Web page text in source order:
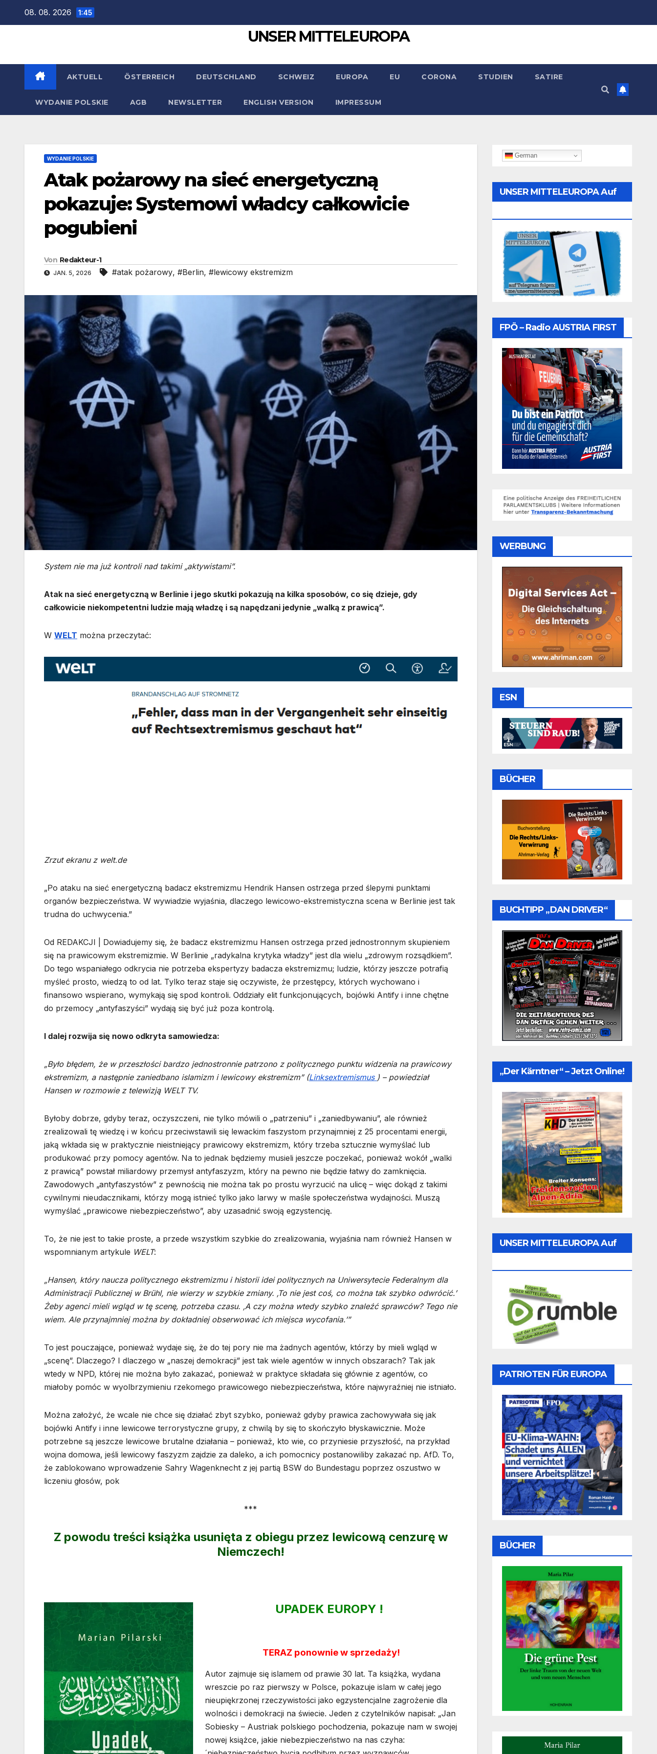
08. 08. 2026 1:45
UNSER MITTELEUROPA
AKTUELL ÖSTERREICH DEUTSCHLAND SCHWEIZ EUROPA EU CORONA STUDIEN SATIRE
WYDANIE POLSKIE AGB NEWSLETTER ENGLISH VERSION IMPRESSUM
WYDANIE POLSKIE
Atak pożarowy na sieć energetyczną
pokazuje: Systemowi władcy całkowicie
pogubieni
Von Redakteur-1
JAN. 5, 2026 #atak pożarowy, #Berlin, #lewicowy ekstremizm
System nie ma już kontroli nad takimi „aktywistami”.
Atak na sieć energetyczną w Berlinie i jego skutki pokazują na kilka sposobów, co się dzieje, gdy
całkowicie niekompetentni ludzie mają władzę i są napędzani jedynie „walką z prawicą”.
W WELT można przeczytać:
Zrzut ekranu z welt.de
„Po ataku na sieć energetyczną badacz ekstremizmu Hendrik Hansen ostrzega przed ślepymi punktami
organów bezpieczeństwa. W wywiadzie wyjaśnia, dlaczego lewicowo-ekstremistyczna scena w Berlinie jest tak
trudna do uchwycenia.”
Od REDAKCJI | Dowiadujemy się, że badacz ekstremizmu Hansen ostrzega przed jednostronnym skupieniem
się na prawicowym ekstremizmie. W Berlinie „radykalna krytyka władzy” jest dla wielu „zdrowym rozsądkiem”.
Do tego wspaniałego odkrycia nie potrzeba ekspertyzy badacza ekstremizmu; ludzie, którzy jeszcze potrafią
myśleć prosto, wiedzą to od lat. Tylko teraz staje się oczywiste, że przestępcy, których wychowano i
finansowo wspierano, wymykają się spod kontroli. Oddziały elit funkcjonujących, bojówki Antify i inne chętne
do przemocy „antyfaszyści” wydają się być już poza kontrolą.
I dalej rozwija się nowo odkryta samowiedza:
„Było błędem, że w przeszłości bardzo jednostronnie patrzono z politycznego punktu widzenia na prawicowy
ekstremizm, a następnie zaniedbano islamizm i lewicowy ekstremizm” (Linksextremismus ) – powiedział
Hansen w rozmowie z telewizją WELT TV.
Byłoby dobrze, gdyby teraz, oczyszczeni, nie tylko mówili o „patrzeniu” i „zaniedbywaniu”, ale również
zrealizowali tę wiedzę i w końcu przeciwstawili się lewackim faszystom przynajmniej z 25 procentami energii,
jaką wkłada się w praktycznie nieistniejący prawicowy ekstremizm, który trzeba sztucznie wymyślać lub
produkować przy pomocy agentów. Na to jednak będziemy musieli jeszcze poczekać, ponieważ wokół „walki
z prawicą” powstał miliardowy przemysł antyfaszyzm, który na pewno nie będzie łatwy do zamknięcia.
Zawodowych „antyfaszystów” z pewnością nie można tak po prostu wyrzucić na ulicę – więc dokąd z takimi
cywilnymi nieudacznikami, którzy mogą istnieć tylko jako larwy w maśle społeczeństwa wydajności. Muszą
wymyślać „prawicowe niebezpieczeństwo”, aby uzasadnić swoją egzystencję.
To, że nie jest to takie proste, a przede wszystkim szybkie do zrealizowania, wyjaśnia nam również Hansen w
wspomnianym artykule WELT:
„Hansen, który naucza politycznego ekstremizmu i historii idei politycznych na Uniwersytecie Federalnym dla
Administracji Publicznej w Brühl, nie wierzy w szybkie zmiany. ‚To nie jest coś, co można tak szybko odwrócić.’
Żeby agenci mieli wgląd w tę scenę, potrzeba czasu. ‚A czy można wtedy szybko znaleźć sprawców? Tego nie
wiem. Ale przynajmniej można by dokładniej obserwować ich miejsca wycofania.’”
To jest pouczające, ponieważ wydaje się, że do tej pory nie ma żadnych agentów, którzy by mieli wgląd w
„scenę”. Dlaczego? I dlaczego w „naszej demokracji” jest tak wiele agentów w innych obszarach? Tak jak
wtedy w NPD, której nie można było zakazać, ponieważ w praktyce składała się głównie z agentów, co
miałoby pomóc w wyolbrzymieniu rzekomego prawicowego niebezpieczeństwa, które najwyraźniej nie istniało.
Można założyć, że wcale nie chce się działać zbyt szybko, ponieważ gdyby prawica zachowywała się jak
bojówki Antify i inne lewicowe terrorystyczne grupy, z chwilą by się to skończyło błyskawicznie. Może
potrzebne są jeszcze lewicowe brutalne działania – ponieważ, kto wie, co przyniesie przyszłość, na przykład
wojna domowa, jeśli lewicowy faszyzm zajdzie za daleko, a ich pomocnicy postanowiliby zakazać np. AfD. To,
że zablokowano wprowadzenie Sahry Wagenknecht z jej partią BSW do Bundestagu poprzez oszustwo w
liczeniu głosów, pok
***
Z powodu treści książka usunięta z obiegu przez lewicową cenzurę w
Niemczech!
UPADEK EUROPY !
TERAZ ponownie w sprzedaży!
Autor zajmuje się islamem od prawie 30 lat. Ta książka, wydana
wreszcie po raz pierwszy w Polsce, pokazuje islam w całej jego
nieupiękrzonej rzeczywistości jako egzystencjalne zagrożenie dla
wolności i demokracji na świecie. Jeden z czytelników napisał: „Jan
Sobiesky – Austriak polskiego pochodzenia, pokazuje nam w swojej
nowej książce, jakie niebezpieczeństwo na nas czyha:
German
UNSER MITTELEUROPA Auf
FPÖ – Radio AUSTRIA FIRST
WERBUNG
ESN
BÜCHER
BUCHTIPP „DAN DRIVER“
„Der Kärntner“ – Jetzt Online!
UNSER MITTELEUROPA Auf
PATRIOTEN FÜR EUROPA
BÜCHER